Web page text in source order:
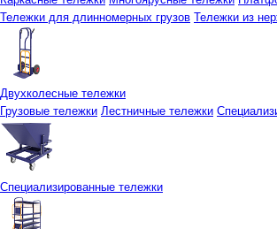
Тележки для длинномерных грузов Тележки из
Двухколесные тележки
Грузовые тележки Лестничные тележки
Специализированные тележки